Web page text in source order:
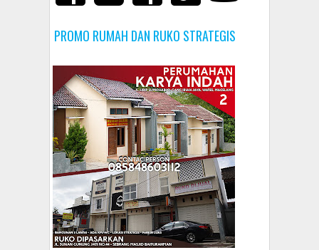
PROMO RUMAH DAN RUKO STRATEGIS